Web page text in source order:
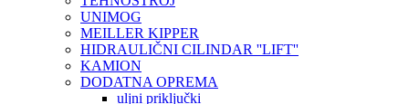
UNIMOG
MEILLER KIPPER
HIDRAULIČNI CILINDAR ''LIFT''
KAMION
DODATNA OPREMA
uljni priključki